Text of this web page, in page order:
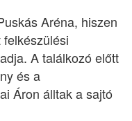
Aréna, hiszen
A találkozó előtt
és a
Áron álltak a sajtó